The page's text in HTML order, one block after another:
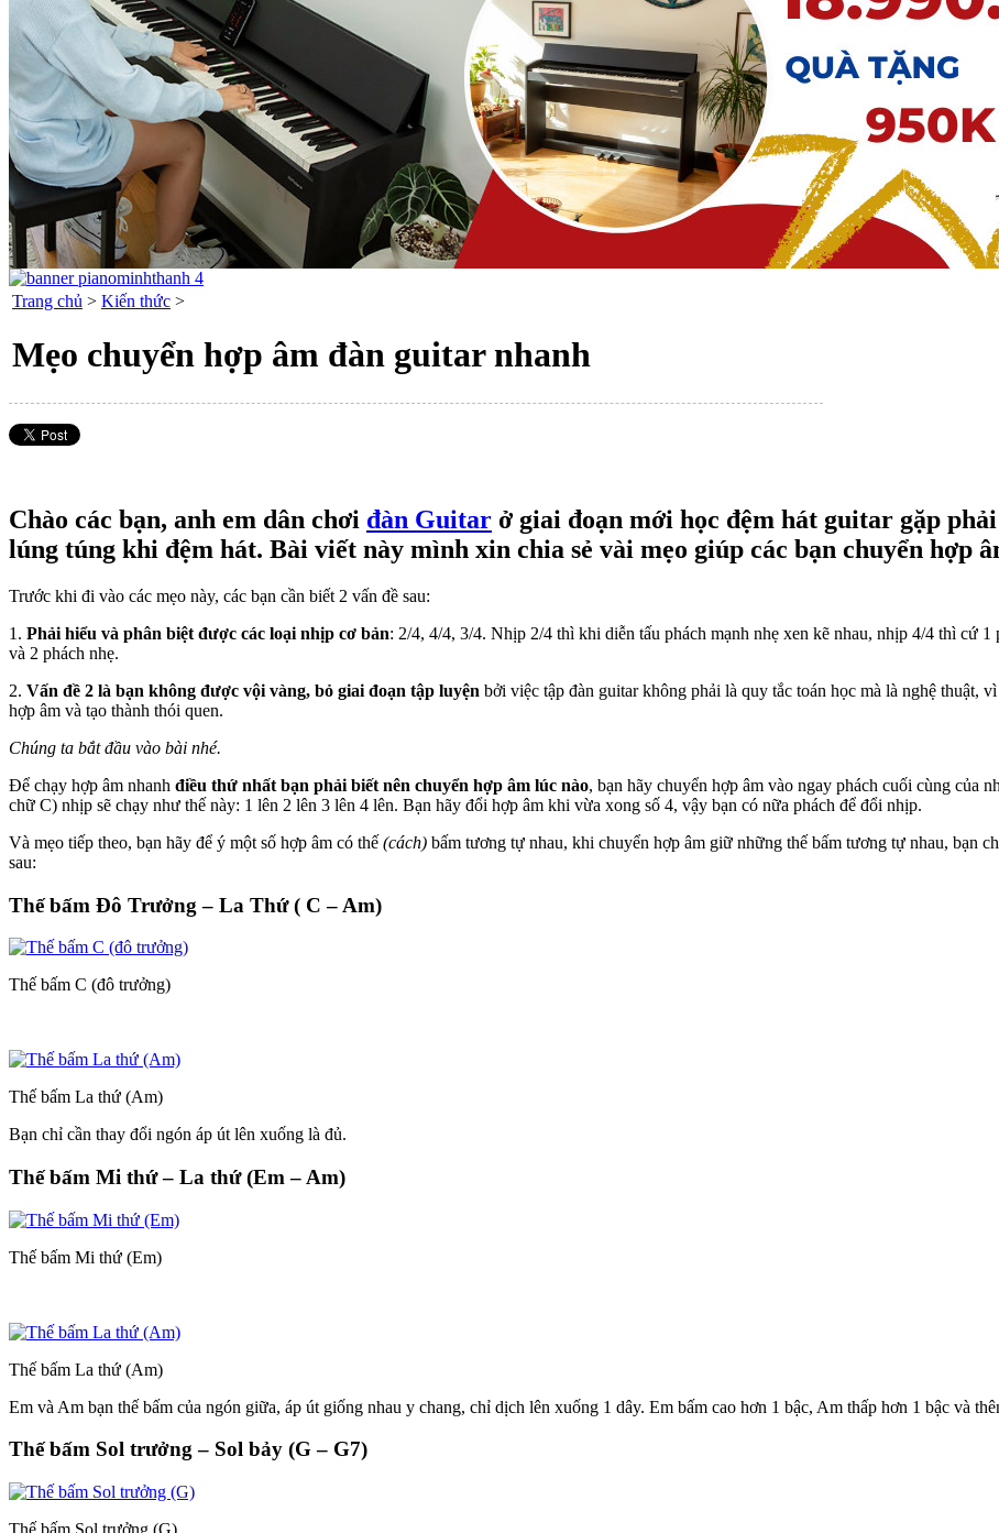
Trang chủ > Kiến thức >
Mẹo chuyển hợp âm đàn guitar nhanh
Chào các bạn, anh em dân chơi đàn Guitar ở giai đoạn mới học đệm hát guitar gặp
lúng túng khi đệm hát. Bài viết này mình xin chia sẻ vài mẹo giúp các bạn chuyển hợp
Trước khi đi vào các mẹo này, các bạn cần biết 2 vấn đề sau:
1. Phải hiểu và phân biệt được các loại nhịp cơ bản: 2/4, 4/4, 3/4. Nhịp 2/4 thì khi diễn tấu phách mạnh nhẹ xen kẽ nhau, nhịp 4/4 thì cứ
và 2 phách nhẹ.
2. Vấn đề 2 là bạn không được vội vàng, bỏ giai đoạn tập luyện bởi việc tập đàn guitar không phải là quy tắc toán học mà là nghệ thuật,
hợp âm và tạo thành thói quen.
Chúng ta bắt đầu vào bài nhé.
Để chạy hợp âm nhanh điều thứ nhất bạn phải biết nên chuyển hợp âm lúc nào, bạn hãy chuyển hợp âm vào ngay phách cuối cùng của
chữ C) nhịp sẽ chạy như thế này: 1 lên 2 lên 3 lên 4 lên. Bạn hãy đổi hợp âm khi vừa xong số 4, vậy bạn có nữa phách để đổi nhịp.
Và mẹo tiếp theo, bạn hãy để ý một số hợp âm có thế (cách) bấm tương tự nhau, khi chuyển hợp âm giữ những thế bấm tương tự nhau, bạn
sau:
Thế bấm Đô Trưởng – La Thứ ( C – Am)
Thế bấm C (đô trưởng)
Thế bấm La thứ (Am)
Bạn chỉ cần thay đổi ngón áp út lên xuống là đủ.
Thế bấm Mi thứ – La thứ (Em – Am)
Thế bấm Mi thứ (Em)
Thế bấm La thứ (Am)
Em và Am bạn thế bấm của ngón giữa, áp út giống nhau y chang, chỉ dịch lên xuống 1 dây. Em bấm cao hơn 1 bậc, Am thấp hơn 1 bậc và
Thế bấm Sol trưởng – Sol bảy (G – G7)